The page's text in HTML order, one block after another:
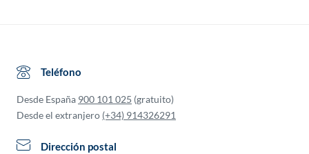
Teléfono
Desde España 900 101 025 (gratuito)
Desde el extranjero (+34) 914326291
Dirección postal